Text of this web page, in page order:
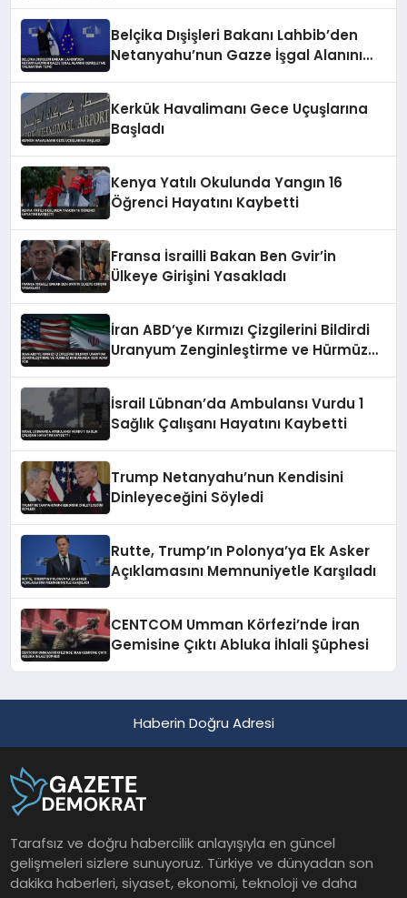
Belçika Dışişleri Bakanı Lahbib’den
Netanyahu’nun Gazze İşgal Alanını
Kerkük Havalimanı Gece Uçuşlarına
Başladı
Kenya Yatılı Okulunda Yangın 16
Öğrenci Hayatını Kaybetti
Fransa İsrailli Bakan Ben Gvir’in
Ülkeye Girişini Yasakladı
İran ABD’ye Kırmızı Çizgilerini Bildirdi
Uranyum Zenginleştirme ve Hürmüz
İsrail Lübnan’da Ambulansı Vurdu 1
Sağlık Çalışanı Hayatını Kaybetti
Trump Netanyahu’nun Kendisini
Dinleyeceğini Söyledi
Rutte, Trump’ın Polonya’ya Ek Asker
Açıklamasını Memnuniyetle Karşıladı
CENTCOM Umman Körfezi’nde İran
Gemisine Çıktı Abluka İhlali Şüphesi
Haberin Doğru Adresi
Tarafsız ve doğru habercilik anlayışıyla en güncel
gelişmeleri sizlere sunuyoruz. Türkiye ve dünyadan son
dakika haberleri, siyaset, ekonomi, teknoloji ve daha